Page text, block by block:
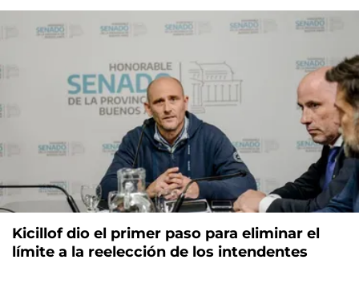
Kicillof dio el primer paso para eliminar el
límite a la reelección de los intendentes